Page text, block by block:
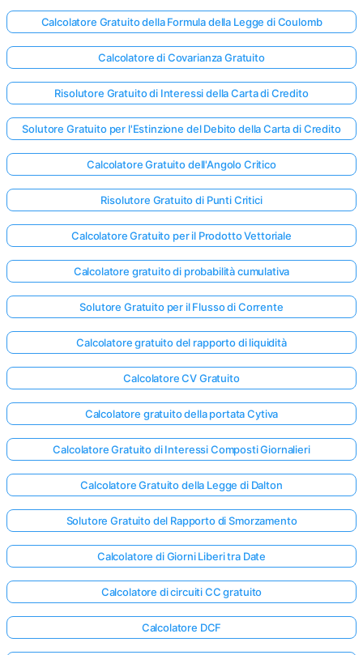
Calcolatore Gratuito della Formula della Legge di Coulomb
Calcolatore di Covarianza Gratuito
Risolutore Gratuito di Interessi della Carta di Credito
Solutore Gratuito per l'Estinzione del Debito della Carta di Credito
Calcolatore Gratuito dell'Angolo Critico
Risolutore Gratuito di Punti Critici
Calcolatore Gratuito per il Prodotto Vettoriale
Calcolatore gratuito di probabilità cumulativa
Solutore Gratuito per il Flusso di Corrente
Calcolatore gratuito del rapporto di liquidità
Calcolatore CV Gratuito
Calcolatore gratuito della portata Cytiva
Calcolatore Gratuito di Interessi Composti Giornalieri
Calcolatore Gratuito della Legge di Dalton
Solutore Gratuito del Rapporto di Smorzamento
Calcolatore di Giorni Liberi tra Date
Calcolatore di circuiti CC gratuito
Calcolatore DCF